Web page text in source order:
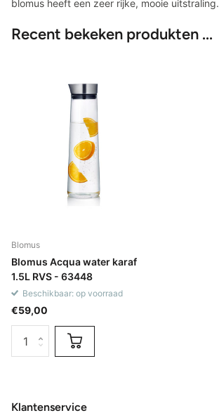
blomus heeft een zeer rijke, mooie uitstraling.
Recent bekeken produkten ...
Blomus
Blomus Acqua water karaf
1.5L RVS - 63448
Beschikbaar: op voorraad
€59,00
Klantenservice